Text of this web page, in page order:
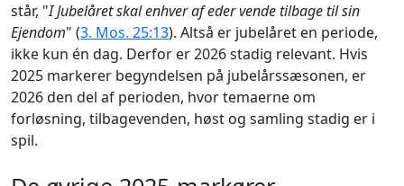
står, "I Jubelåret skal enhver af eder vende tilbage til sin
Ejendom" (3. Mos. 25:13). Altså er jubelåret en periode,
ikke kun én dag. Derfor er 2026 stadig relevant. Hvis
2025 markerer begyndelsen på jubelårssæsonen, er
2026 den del af perioden, hvor temaerne om
forløsning, tilbagevenden, høst og samling stadig er i
spil.